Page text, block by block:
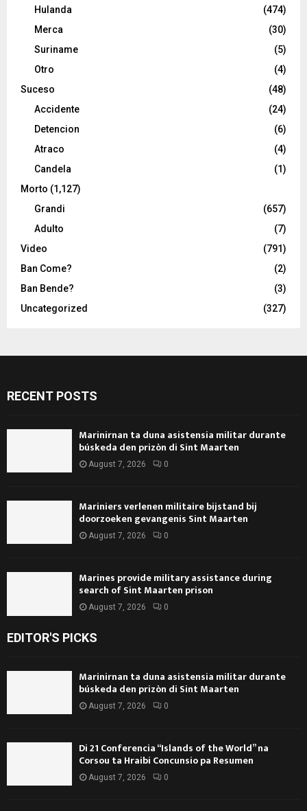
Hulanda
(474)
Merca
(30)
Suriname
(5)
Otro
(4)
Suceso
(48)
Accidente
(24)
Detencion
(6)
Atraco
(4)
Candela
(1)
Morto (1,127)
Grandi
(657)
Adulto
(7)
Video
(791)
Ban Come?
(2)
Ban Bende?
(3)
Uncategorized
(327)
RECENT POSTS
Marinirnan ta duna asistensia militar durante
búskeda den prizòn di Sint Maarten
August 7, 2026 0
Mariniers verlenen militaire bijstand bij
doorzoeken gevangenis Sint Maarten
August 7, 2026 0
Marines provide military assistance during
search of Sint Maarten prison
August 7, 2026 0
EDITOR'S PICKS
Marinirnan ta duna asistensia militar durante
búskeda den prizòn di Sint Maarten
August 7, 2026 0
Di 21 Conferencia “Islands of the World” na
Corsou ta Hraibi Concunsio pa Resumen
August 7, 2026 0